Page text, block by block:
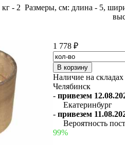
кг - 2 Размеры, см: длина - 5,
1 778 ₽
Наличие на складах
Челябинск
- привезем
Екатеринбург
- привезем
Вероятность
99%